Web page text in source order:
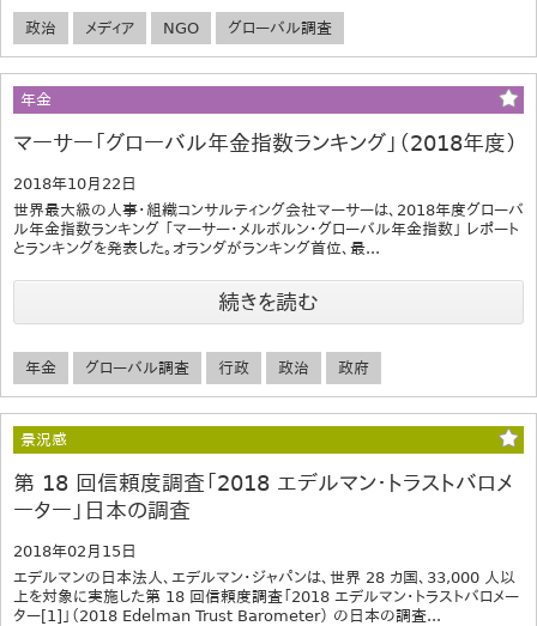
政治 メディア NGO グローバル調査
年金
マーサー「グローバル年金指数ランキング」（2018年度）
2018年10月22日
世界最大級の人事・組織コンサルティング会社マーサーは、2018年度グローバ
ル年金指数ランキング 「マーサー・メルボルン・グローバル年金指数」 レポート
とランキングを発表した。オランダがランキング首位、最...
続きを読む
年金 グローバル調査 行政 政治 政府
景況感
第 18 回信頼度調査「2018 エデルマン・トラストバロメ
ーター」日本の調査
2018年02月15日
エデルマンの日本法人、エデルマン・ジャパンは、世界 28 カ国、33,000 人以
上を対象に実施した第 18 回信頼度調査「2018 エデルマン・トラストバロメー
ター[1]」（2018 Edelman Trust Barometer） の日本の調査...